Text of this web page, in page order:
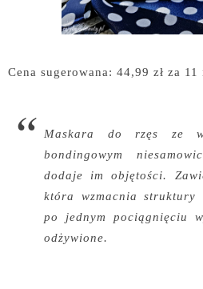
Cena sugerowana: 44,99 zł za 11
Maskara do rzęs ze
bondingowym
dodaje im objętości.
która wzmacnia
po jednym pociągnięciu
odżywione.